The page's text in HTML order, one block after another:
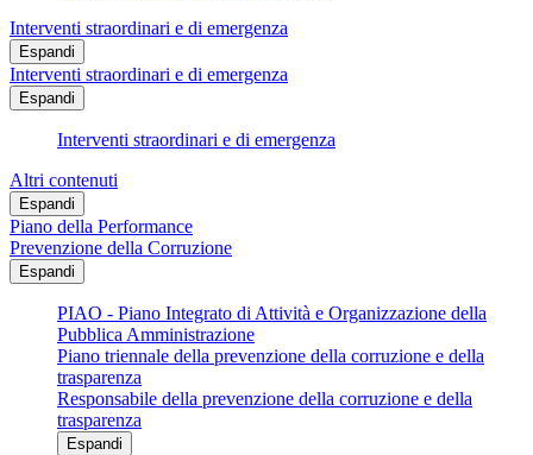
Interventi straordinari e di emergenza
Espandi
Interventi straordinari e di emergenza
Espandi
Interventi straordinari e di emergenza
Altri contenuti
Espandi
Piano della Performance
Prevenzione della Corruzione
Espandi
PIAO - Piano Integrato di Attività e Organizzazione della
Pubblica Amministrazione
Piano triennale della prevenzione della corruzione e della
trasparenza
Responsabile della prevenzione della corruzione e della
trasparenza
Espandi